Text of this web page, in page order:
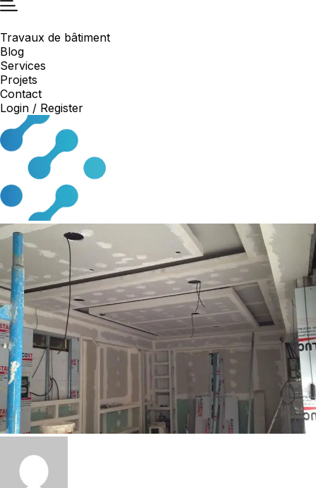
Travaux de bâtiment
Blog
Services
Projets
Contact
Login / Register